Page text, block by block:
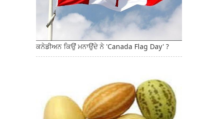
ਕਨੇਡੀਅਨ ਕਿਉਂ ਮਨਾਉਂਦੇ ਨੇ 'Canada Flag Day' ?